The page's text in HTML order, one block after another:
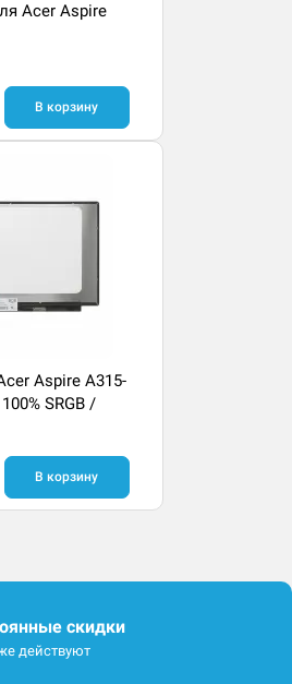
Acer Aspire
В корзину
Aspire A315-
SRGB /
В корзину
скидки
действуют